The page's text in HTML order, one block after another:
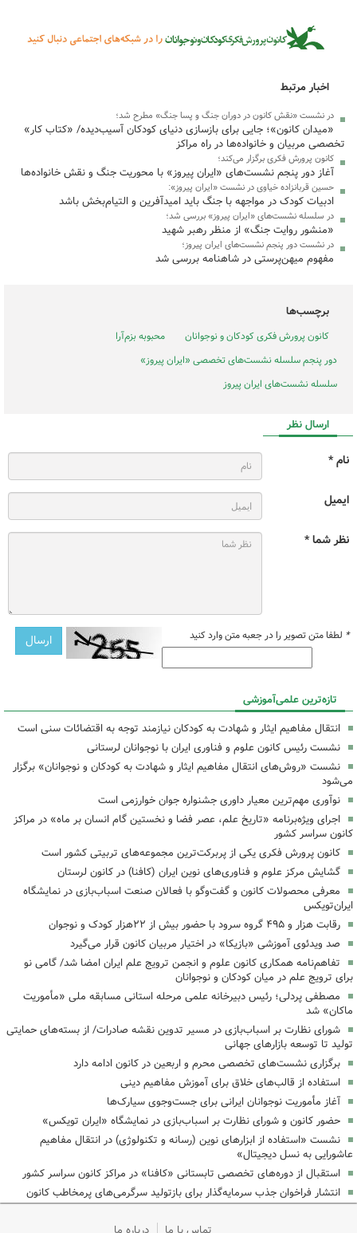
اخبار مرتبط
در نشست «نقش کانون در دوران جنگ و پسا جنگ» مطرح شد؛
«میدان کانون»؛ جایی برای بازسازی دنیای کودکان آسیب‌دیده/ «کتاب کار»
تخصصی مربیان و خانواده‌ها در راه مراکز
کانون پرورش فکری برگزار می‌کند؛
آغاز دور پنجم نشست‌های «ایران پیروز» با محوریت جنگ و نقش خانواده‌ها
حسین قربانزاده خیاوی در نشست «ایران پیروز»:
ادبیات کودک در مواجهه با جنگ باید امیدآفرین و التیام‌بخش باشد
در سلسله نشست‌های «ایران پیروز» بررسی شد؛
«منشور روایت جنگ» از منظر رهبر شهید
در نشست دور پنجم نشست‌های ایران پیروز؛
مفهوم میهن‌پرستی در شاهنامه بررسی شد
برچسب‌ها
کانون پرورش فکری کودکان و نوجوانان
محبوبه بزم‌آرا
دور پنجم سلسله نشست‌های تخصصی «ایران پیروز»
سلسله نشست‌های ایران پیروز
ارسال نظر
نام *
ایمیل
نظر شما *
* لطفا متن تصویر را در جعبه متن وارد کنید
تازه‌ترین علمی‌آموزشی
انتقال مفاهیم ایثار و شهادت به کودکان نیازمند توجه به اقتضائات سنی است
نشست رئیس کانون علوم و فناوری ایران با نوجوانان لرستانی
نشست «روش‌های انتقال مفاهیم ایثار و شهادت به کودکان و نوجوانان» برگزار
می‌شود
نوآوری مهم‌ترین معیار داوری جشنواره جوان خوارزمی است
اجرای ویژه‌برنامه «تاریخ علم، عصر فضا و نخستین گام انسان بر ماه» در مراکز
کانون سراسر کشور
کانون پرورش فکری یکی از پربرکت‌ترین مجموعه‌های تربیتی کشور است
گشایش مرکز علوم و فناوری‌های نوین ایران (کافنا) در کانون لرستان
معرفی محصولات کانون و گفت‌وگو با فعالان صنعت اسباب‌بازی در نمایشگاه
ایران‌تویکس
رقابت هزار و ۴۹۵ گروه سرود با حضور بیش از ۲۲هزار کودک و نوجوان
‌صد ویدئوی آموزشی «بازیکا» در اختیار مربیان کانون قرار می‌گیرد
تفاهم‌نامه همکاری کانون علوم و انجمن ترویج علم ایران امضا شد/ گامی نو
برای ترویج علم در میان کودکان و نوجوانان
مصطفی پردلی؛ رئیس دبیرخانه علمی مرحله استانی مسابقه ملی «مأموریت
ماکان» شد
شورای نظارت بر اسباب‌بازی در مسیر تدوین نقشه صادرات/ از بسته‌های حمایتی
تولید تا توسعه بازارهای جهانی
برگزاری نشست‌های تخصصی محرم و اربعین در کانون ادامه دارد
استفاده از قالب‌های خلاق برای آموزش مفاهیم دینی
آغاز مأموریت نوجوانان ایرانی برای جست‌وجوی سیارک‌ها
حضور کانون و شورای نظارت بر اسباب‌بازی در نمایشگاه «ایران تویکس»
نشست «استفاده از ابزارهای نوین (رسانه و تکنولوژی) در انتقال مفاهیم
عاشورایی به نسل دیجیتال»
استقبال از دوره‌های تخصصی تابستانی «کافنا» در مراکز کانون سراسر کشور
انتشار فراخوان جذب سرمایه‌گذار برای بازتولید سرگرمی‌های پرمخاطب کانون